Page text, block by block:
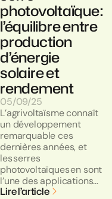
photovoltaïque :
l’équilibre entre
production
d’énergie
solaire et
rendement
05/09/25
L’agrivoltaïsme connaît
un développement
remarquable ces
dernières années, et
les serres
photovoltaïques en sont
l’une des applications…
Lire l’article